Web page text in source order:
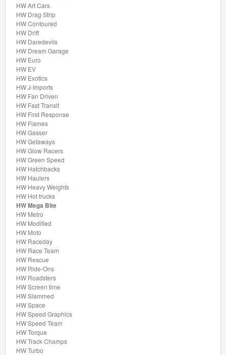
de
Trein
Accessoires
Thomas
de
Trein
Minis
Houten
Speelgoed
Thomas
Pre-
School
Chuggington
Hot
Wheels
Track
builder
Racebaan
Hot
Wheels
HW Art Cars
HW Drag Strip
HW Contoured
HW Drift
HW Daredevils
HW Dream Garage
HW Euro
HW EV
HW Exotics
HW J-Imports
HW Fan Driven
HW Fast Transit
HW First Response
HW Flames
HW Gasser
HW Getaways
HW Glow Racers
HW Green Speed
HW Hatchbacks
HW Haulers
HW Heavy Weights
HW Hot trucks
HW Mega Bite
HW Metro
HW Modified
HW Moto
HW Raceday
HW Race Team
HW Rescue
HW Ride-Ons
HW Roadsters
HW Screen time
HW Slammed
HW Space
HW Speed Graphics
HW Speed Team
HW Torque
HW Track Champs
HW Turbo